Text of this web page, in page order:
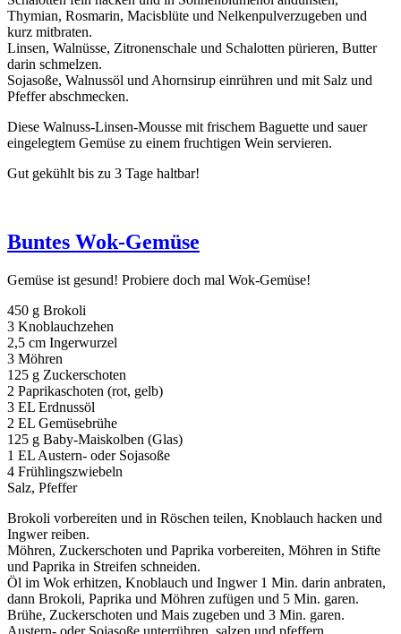
Thymian, Rosmarin, Macisblüte und Nelkenpulverzugeben und
kurz mitbraten.
Linsen, Walnüsse, Zitronenschale und Schalotten pürieren, Butter
darin schmelzen.
Sojasoße, Walnussöl und Ahornsirup einrühren und mit Salz und
Pfeffer abschmecken.
Diese Walnuss-Linsen-Mousse mit frischem Baguette und sauer
eingelegtem Gemüse zu einem fruchtigen Wein servieren.
Gut gekühlt bis zu 3 Tage haltbar!
Buntes Wok-Gemüse
Gemüse ist gesund! Probiere doch mal Wok-Gemüse!
450 g Brokoli
3 Knoblauchzehen
2,5 cm Ingerwurzel
3 Möhren
125 g Zuckerschoten
2 Paprikaschoten (rot, gelb)
3 EL Erdnussöl
2 EL Gemüsebrühe
125 g Baby-Maiskolben (Glas)
1 EL Austern- oder Sojasoße
4 Frühlingszwiebeln
Salz, Pfeffer
Brokoli vorbereiten und in Röschen teilen, Knoblauch hacken und
Ingwer reiben.
Möhren, Zuckerschoten und Paprika vorbereiten, Möhren in Stifte
und Paprika in Streifen schneiden.
Öl im Wok erhitzen, Knoblauch und Ingwer 1 Min. darin anbraten,
dann Brokoli, Paprika und Möhren zufügen und 5 Min. garen.
Brühe, Zuckerschoten und Mais zugeben und 3 Min. garen.
Austern- oder Sojasoße unterrühren, salzen und pfeffern.